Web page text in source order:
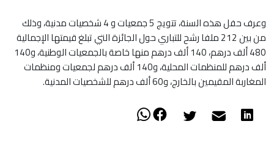
وعرف حفل هذه السنة، تتويج 5 جمعيات و 4 شخصيات مدنية، وذلك
من بين 212 ملفا رشح للتباري حول الجائزة التي تبلغ قيمتها الإجمالية
480 ألف درهم، 140 ألف درهم منها خاصة بالجمعيات الوطنية، و140
ألف درهم للمنظمات المحلية، و140 ألف درهم لجمعيات ومنظمات
المغاربة المقيمين بالخارج، و60 ألف درهم للشخصيات المدنية.